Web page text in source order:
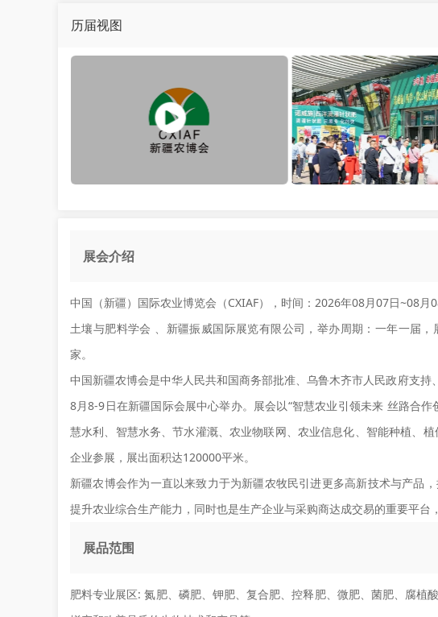
历届视图
展会介绍
中国（新疆）国际农业博览会（CXIAF），时间：2026年08月07日~08
土壤与肥料学会 、新疆振威国际展览有限公司，举办周期：一年一届
家。
中国新疆农博会是中华人民共和国商务部批准、乌鲁木齐市人民政府支
8月8-9日在新疆国际会展中心举办。展会以“智慧农业引领未来 丝路合
慧水利、智慧水务、节水灌溉、农业物联网、农业信息化、智能种植、
企业参展，展出面积达120000平米。
新疆农博会作为一直以来致力于为新疆农牧民引进更多高新技术与产品
提升农业综合生产能力，同时也是生产企业与采购商达成交易的重要平台
展品范围
肥料专业展区: 氮肥、磷肥、钾肥、复合肥、控释肥、微肥、菌肥、腐植